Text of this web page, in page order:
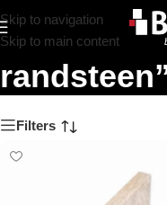
Skip to navigation
Skip to main content
Filters